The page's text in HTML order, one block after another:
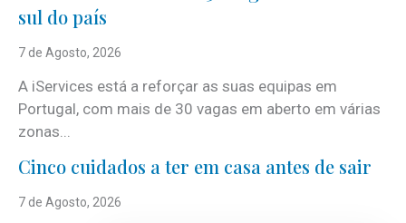
sul do país
7 de Agosto, 2026
A iServices está a reforçar as suas equipas em
Portugal, com mais de 30 vagas em aberto em várias
zonas...
Cinco cuidados a ter em casa antes de sair
7 de Agosto, 2026